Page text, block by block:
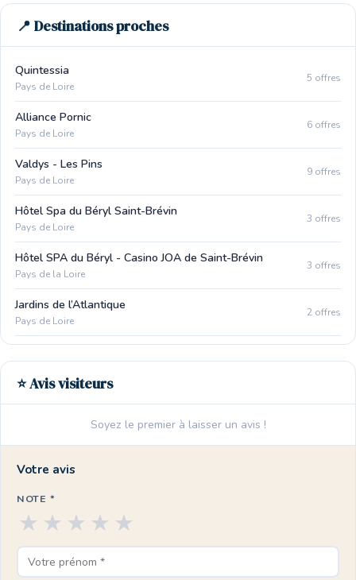
📍 Destinations proches
Quintessia
Pays de Loire
5 offres
Alliance Pornic
Pays de Loire
6 offres
Valdys - Les Pins
Pays de Loire
9 offres
Hôtel Spa du Béryl Saint-Brévin
Pays de Loire
3 offres
Hôtel SPA du Béryl - Casino JOA de Saint-Brévin
Pays de la Loire
3 offres
Jardins de l’Atlantique
Pays de Loire
2 offres
⭐ Avis visiteurs
Soyez le premier à laisser un avis !
Votre avis
NOTE *
★
★
★
★
★